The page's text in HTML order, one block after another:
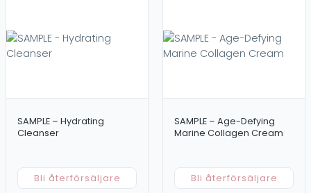
SAMPLE – Hydrating
Cleanser
Bli återförsäljare
SAMPLE – Age-Defying
Marine Collagen Cream
Bli återförsäljare